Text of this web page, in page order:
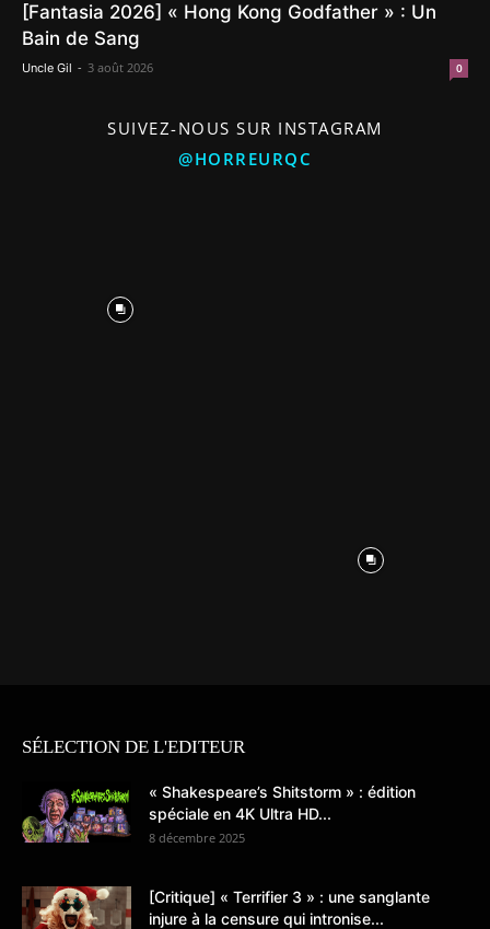
[Fantasia 2026] « Hong Kong Godfather » : Un
Bain de Sang
Uncle Gil - 3 août 2026 0
SUIVEZ-NOUS SUR INSTAGRAM
@HORREURQC
SÉLECTION DE L'EDITEUR
« Shakespeare’s Shitstorm » : édition
spéciale en 4K Ultra HD...
8 décembre 2025
[Critique] « Terrifier 3 » : une sanglante
injure à la censure qui intronise...